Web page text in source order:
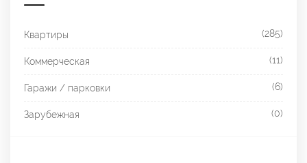
Квартиры (285)
Коммерческая (11)
Гаражи / парковки (6)
Зарубежная (0)